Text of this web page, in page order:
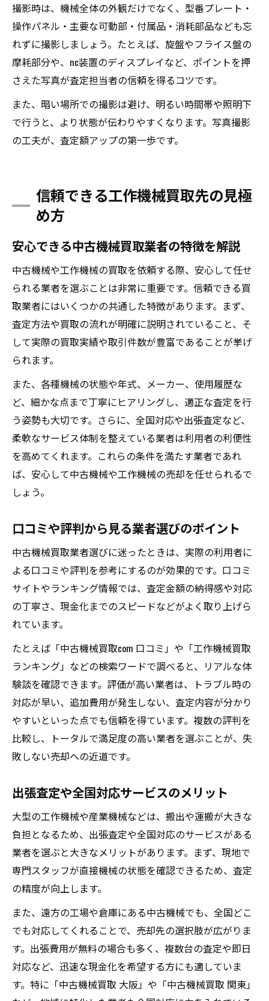
撮影時は、機械全体の外観だけでなく、型番プレート・
操作パネル・主要な可動部・付属品・消耗部品なども忘
れずに撮影しましょう。たとえば、旋盤やフライス盤の
摩耗部分や、nc装置のディスプレイなど、ポイントを押
さえた写真が査定担当者の信頼を得るコツです。
また、暗い場所での撮影は避け、明るい時間帯や照明下
で行うと、より状態が伝わりやすくなります。写真撮影
の工夫が、査定額アップの第一歩です。
信頼できる工作機械買取先の見極
め方
安心できる中古機械買取業者の特徴を解説
中古機械や工作機械の買取を依頼する際、安心して任せ
られる業者を選ぶことは非常に重要です。信頼できる買
取業者にはいくつかの共通した特徴があります。まず、
査定方法や買取の流れが明確に説明されていること、そ
して実際の買取実績や取引件数が豊富であることが挙げ
られます。
また、各種機械の状態や年式、メーカー、使用履歴な
ど、細かな点まで丁寧にヒアリングし、適正な査定を行
う姿勢も大切です。さらに、全国対応や出張査定など、
柔軟なサービス体制を整えている業者は利用者の利便性
を高めてくれます。これらの条件を満たす業者であれ
ば、安心して中古機械や工作機械の売却を任せられるで
しょう。
口コミや評判から見る業者選びのポイント
中古機械買取業者選びに迷ったときは、実際の利用者に
よる口コミや評判を参考にするのが効果的です。口コミ
サイトやランキング情報では、査定金額の納得感や対応
の丁寧さ、現金化までのスピードなどがよく取り上げら
れています。
たとえば「中古機械買取com 口コミ」や「工作機械買取
ランキング」などの検索ワードで調べると、リアルな体
験談を確認できます。評価が高い業者は、トラブル時の
対応が早い、追加費用が発生しない、査定内容が分かり
やすいといった点でも信頼を得ています。複数の評判を
比較し、トータルで満足度の高い業者を選ぶことが、失
敗しない売却への近道です。
出張査定や全国対応サービスのメリット
大型の工作機械や産業機械などは、搬出や運搬が大きな
負担となるため、出張査定や全国対応のサービスがある
業者を選ぶと大きなメリットがあります。まず、現地で
専門スタッフが直接機械の状態を確認できるため、査定
の精度が向上します。
また、遠方の工場や倉庫にある中古機械でも、全国どこ
でも対応してくれることで、売却先の選択肢が広がりま
す。出張費用が無料の場合も多く、複数台の査定や即日
対応など、迅速な現金化を希望する方にも適していま
す。特に「中古機械買取 大阪」や「中古機械買取 関東」